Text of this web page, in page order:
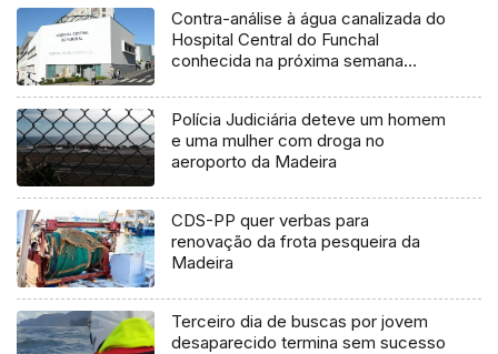
Contra-análise à água canalizada do
Hospital Central do Funchal
conhecida na próxima semana
Polícia Judiciária deteve um homem
e uma mulher com droga no
aeroporto da Madeira
CDS-PP quer verbas para
renovação da frota pesqueira da
Madeira
Terceiro dia de buscas por jovem
desaparecido termina sem sucesso